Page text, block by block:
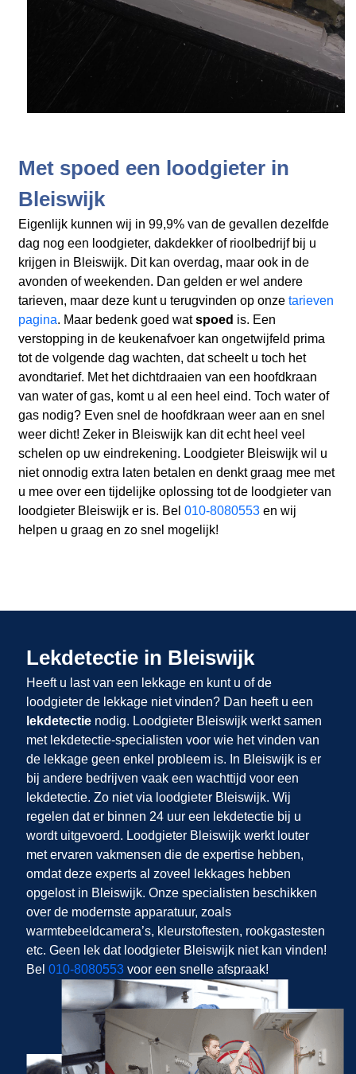
Met spoed een loodgieter in
Bleiswijk
Eigenlijk kunnen wij in 99,9% van de gevallen dezelfde
dag nog een loodgieter, dakdekker of rioolbedrijf bij u
krijgen in Bleiswijk. Dit kan overdag, maar ook in de
avonden of weekenden. Dan gelden er wel andere
tarieven, maar deze kunt u terugvinden op onze tarieven
pagina. Maar bedenk goed watspoed is. Een
verstopping in de keukenafvoer kan ongetwijfeld prima
tot de volgende dag wachten, dat scheelt u toch het
avondtarief. Met het dichtdraaien van een hoofdkraan
van water of gas, komt u al een heel eind. Toch water of
gas nodig? Even snel de hoofdkraan weer aan en snel
weer dicht! Zeker in Bleiswijk kan dit echt heel veel
schelen op uw eindrekening. Loodgieter Bleiswijk wil u
niet onnodig extra laten betalen en denkt graag mee met
u mee over een tijdelijke oplossing tot de loodgieter van
loodgieter Bleiswijk er is. Bel 010-8080553en wij
helpen u graag en zo snel mogelijk!
Lekdetectie in Bleiswijk
Heeft u last van een lekkage en kunt u of de
loodgieter de lekkage niet vinden? Dan heeft u een
lekdetectienodig. Loodgieter Bleiswijk werkt samen
met lekdetectie-specialisten voor wie het vinden van
de lekkage geen enkel probleem is. In Bleiswijk is er
bij andere bedrijven vaak een wachttijd voor een
lekdetectie. Zo niet via loodgieter Bleiswijk. Wij
regelen dat er binnen 24 uur een lekdetectie bij u
wordt uitgevoerd. Loodgieter Bleiswijk werkt louter
met ervaren vakmensen die de expertise hebben,
omdat deze experts al zoveel lekkages hebben
opgelost in Bleiswijk. Onze specialisten beschikken
over de modernste apparatuur, zoals
warmtebeeldcamera’s, kleurstoftesten, rookgastesten
etc. Geen lek dat loodgieter Bleiswijk niet kan vinden!
Bel 010-8080553voor een snelle afspraak!